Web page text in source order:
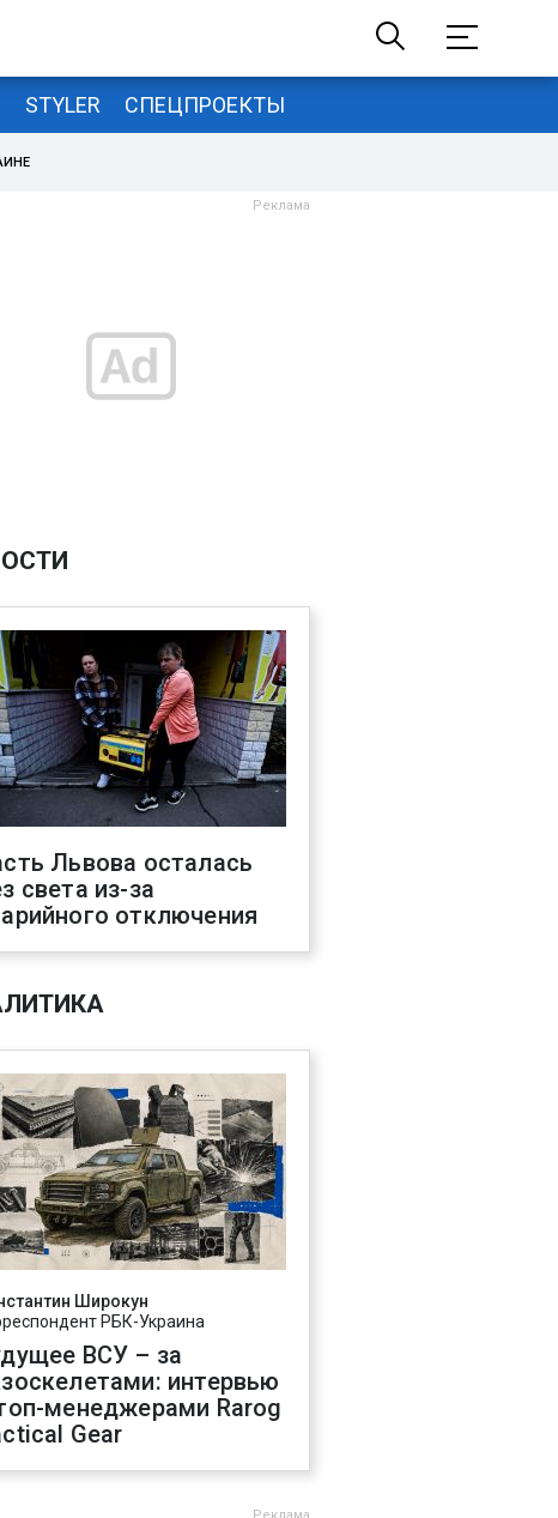
STYLER СПЕЦПРОЕКТЫ
Львова осталась
света из-за
отключения
Широкун
РБК-Украина
ВСУ – за
интервью
менеджерами Rarog
Gear